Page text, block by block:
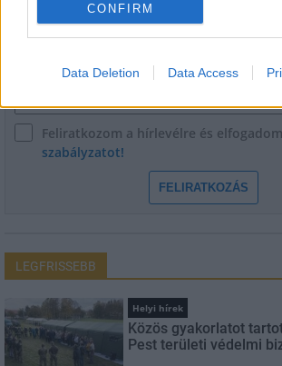
CONFIRM
Data Deletion Data Access
E-mail cím
Feliratkozom a hírlevélre és
szabályzatot!
FELIRATKOZÁS
LEGFRISSEBB
Helyi hírek
Közös gyakorlatot
Pest területi védelmi